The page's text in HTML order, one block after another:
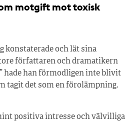
motgift mot toxisk
konstaterade och lät sina
författaren och dramatikern
hade han förmodligen inte blivit
tagit det som en förolämpning.
positiva intresse och välvilliga